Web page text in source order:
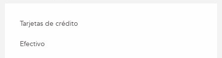
Tarjetas de crédito
Efectivo